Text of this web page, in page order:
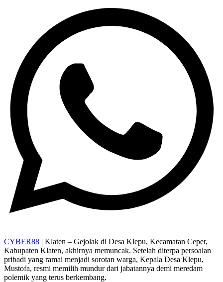
CYBER88 | Klaten – Gejolak di Desa Klepu, Kecamatan Ceper,
Kabupaten Klaten, akhirnya memuncak. Setelah diterpa persoalan
pribadi yang ramai menjadi sorotan warga, Kepala Desa Klepu,
Mustofa, resmi memilih mundur dari jabatannya demi meredam
polemik yang terus berkembang.